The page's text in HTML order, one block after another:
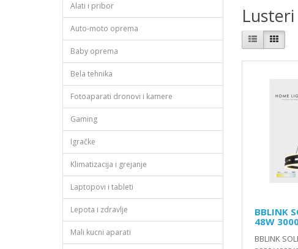
Alati i pribor
Auto-moto oprema
Baby oprema
Bela tehnika
Fotoaparati dronovi i kamere
Gaming
Igračke
Klimatizacija i grejanje
Laptopovi i tableti
Lepota i zdravlje
Mali kucni aparati
Lusteri
BBLINK
48W
BBLINK